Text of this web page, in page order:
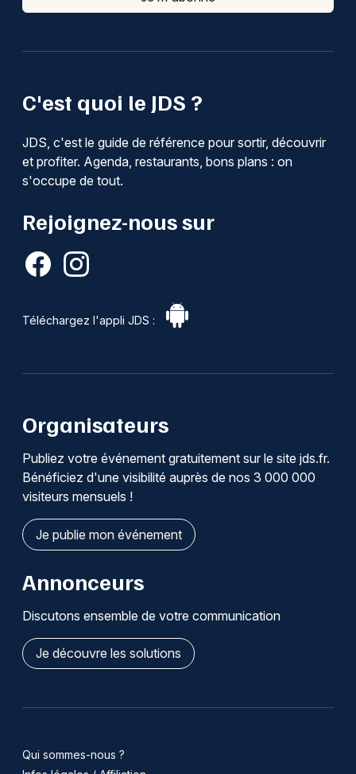
C'est quoi le JDS ?
JDS, c'est le guide de référence pour sortir, découvrir
et profiter. Agenda, restaurants, bons plans : on
s'occupe de tout.
Rejoignez-nous sur
Téléchargez l'appli JDS :
Organisateurs
Publiez votre événement gratuitement sur le site jds.fr.
Bénéficiez d'une visibilité auprès de nos 3 000 000
visiteurs mensuels !
Je publie mon événement
Annonceurs
Discutons ensemble de votre communication
Je découvre les solutions
Qui sommes-nous ?